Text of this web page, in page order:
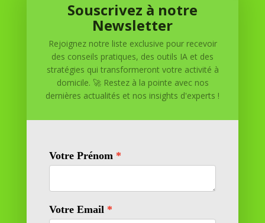
Réussite à Domicile
Réussite à Domicile est votre partenaire de confiance
pour atteindre vos objectifs depuis le confort de votre
maison. Nous offrons des solutions personnalisées pour
vous aider à réussir.
11 rue Richelieu
69100 VILLEURBANNE
Souscrivez à notre
Newsletter
Rejoignez notre liste exclusive pour recevoir
des conseils pratiques, des outils IA et des
stratégies qui transformeront votre activité à
domicile. 🚀 Restez à la pointe avec nos
dernières actualités et nos insights d'experts !